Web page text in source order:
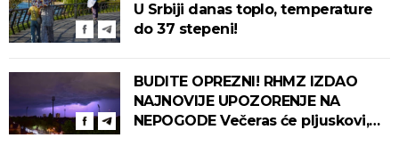
U Srbiji danas toplo, temperature
do 37 stepeni!
BUDITE OPREZNI! RHMZ IZDAO
NAJNOVIJE UPOZORENJE NA
NEPOGODE Večeras će pljuskovi,